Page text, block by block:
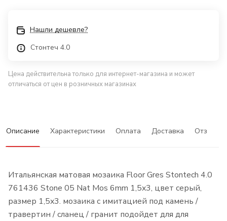
Нашли дешевле?
Стонтеч 4.0
Цена действительна только для интернет-магазина и может
отличаться от цен в розничных магазинах
Описание Характеристики Оплата Доставка Отзывы
Итальянская матовая мозаика Floor Gres Stontech 4.0
761436 Stone 05 Nat Mos 6mm 1,5x3, цвет серый,
размер 1,5x3. мозаика с имитацией под камень /
травертин / сланец / гранит подойдет для для